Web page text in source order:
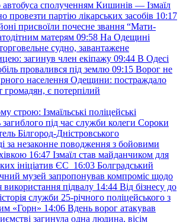
автобуса сполученням Кишинів — Ізмаїл
провезти партію лікарських засобів 10:17
присвоїли почесне звання “Мати-
матерям 09:58 На Одещині
судно, завантажене
загинув член екіпажу 09:44 В Одесі
провалився під землю 09:15 Ворог не
населення Одещини: постраждало
громадян, є потерпілий
строю: Ізмаїльські поліцейські
під час служби колеги Сороки
Білгород-Дністровського
за незаконне поводження з бойовими
16:47 Ізмаїл став майданчиком для
ініціатив ЄС 16:03 Болградський
музей запропонував компроміс щодо
підвалу 14:44 Від бізнесу до
служби 25-річного поліцейського з
«Горн» 14:06 Вдень ворог атакував
загинула одна людина, вісім